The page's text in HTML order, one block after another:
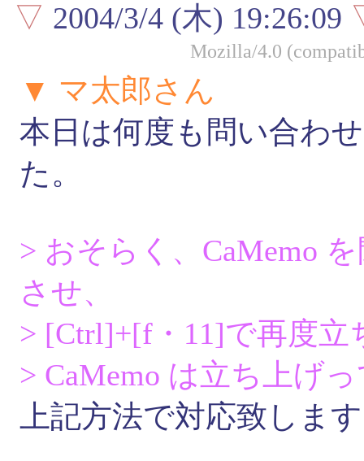
▽ 2004/3/4 (木) 19:26:09
Mozilla/4.0
▼ マ太郎さん
本日は何度も問い合わ
た。
> おそらく、CaMemo
させ、
> [Ctrl]+[f・11]で再度立
> CaMemo は立ち上げ
上記方法で対応致しま